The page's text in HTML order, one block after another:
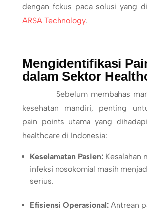
dengan fokus pada solusi yang
ARSA Technology.
Mengidentifikasi
dalam Sektor
Sebelum membahas
kesehatan mandiri, penting
pain points utama yang
healthcare di Indonesia:
Keselamatan Pasien:Kesalahan
infeksi nosokomial masih
serius.
Efisiensi Operasional:Antrean